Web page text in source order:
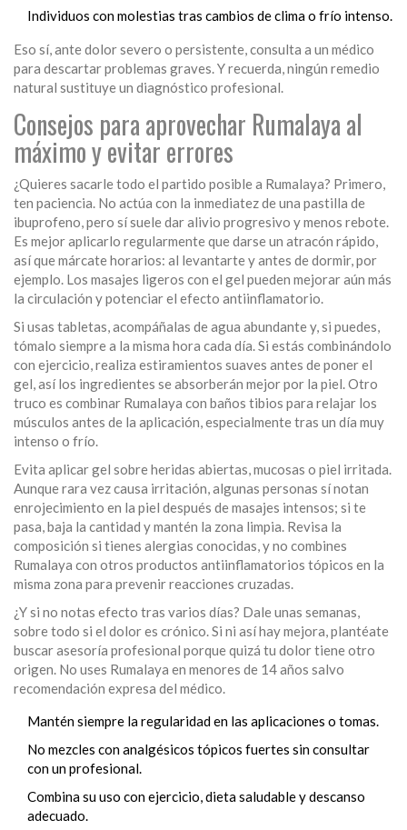
Individuos con molestias tras cambios de clima o frío intenso.
Eso sí, ante dolor severo o persistente, consulta a un médico
para descartar problemas graves. Y recuerda, ningún remedio
natural sustituye un diagnóstico profesional.
Consejos para aprovechar Rumalaya al
máximo y evitar errores
¿Quieres sacarle todo el partido posible a Rumalaya? Primero,
ten paciencia. No actúa con la inmediatez de una pastilla de
ibuprofeno, pero sí suele dar alivio progresivo y menos rebote.
Es mejor aplicarlo regularmente que darse un atracón rápido,
así que márcate horarios: al levantarte y antes de dormir, por
ejemplo. Los masajes ligeros con el gel pueden mejorar aún más
la circulación y potenciar el efecto antiinflamatorio.
Si usas tabletas, acompáñalas de agua abundante y, si puedes,
tómalo siempre a la misma hora cada día. Si estás combinándolo
con ejercicio, realiza estiramientos suaves antes de poner el
gel, así los ingredientes se absorberán mejor por la piel. Otro
truco es combinar Rumalaya con baños tibios para relajar los
músculos antes de la aplicación, especialmente tras un día muy
intenso o frío.
Evita aplicar gel sobre heridas abiertas, mucosas o piel irritada.
Aunque rara vez causa irritación, algunas personas sí notan
enrojecimiento en la piel después de masajes intensos; si te
pasa, baja la cantidad y mantén la zona limpia. Revisa la
composición si tienes alergias conocidas, y no combines
Rumalaya con otros productos antiinflamatorios tópicos en la
misma zona para prevenir reacciones cruzadas.
¿Y si no notas efecto tras varios días? Dale unas semanas,
sobre todo si el dolor es crónico. Si ni así hay mejora, plantéate
buscar asesoría profesional porque quizá tu dolor tiene otro
origen. No uses Rumalaya en menores de 14 años salvo
recomendación expresa del médico.
Mantén siempre la regularidad en las aplicaciones o tomas.
No mezcles con analgésicos tópicos fuertes sin consultar
con un profesional.
Combina su uso con ejercicio, dieta saludable y descanso
adecuado.